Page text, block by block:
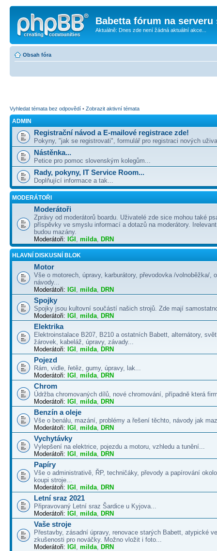
Babetta fórum na serveru
Aktuálně: Dnes zde není žádná aktuální akce...
Obsah fóra
Vyhledat témata bez odpovědí • Zobrazit aktivní témata
ADMIN
Registrační návod a E-mailové registrace zde!
Pokyny, "jak se registrovati", formulář pro registraci nových
Nástěnka...
Petice pro pomoc slovenským kolegům...
Rady, pokyny, IT Service Room...
Doplňující informace a tak...
MODERÁTOŘI
Moderátoři
Zprávy od moderátorů boardu. Uživatelé zde sice mohou také
příspěvky ve smyslu informací a dotazů na moderátory.
budou mazány.
Moderátoři: IGI , milda, DRN
HLAVNÍ DISKUSNÍ BLOK
Motor
Vše o motorech, úpravy, karburátory, převodovka /volnoběžka/,
návody...
Moderátoři: IGI , milda, DRN
Spojky
Spojky jsou kultovní součástí našich strojů. Zde mají
Moderátoři: IGI , milda, DRN
Elektrika
Elektroinstalace B207, B210 a ostatních Babett, alternátory,
žárovek, kabeláž, úpravy, závady...
Moderátoři: IGI , milda, DRN
Pojezd
Rám, vidle, řetěz, gumy, úpravy, lak...
Moderátoři: IGI , milda, DRN
Chrom
Údržba chromovaných dílů, nové chromování, případně která
Moderátoři: IGI , milda, DRN
Benzín a oleje
Vše o benálu, mazání, problémy a řešení těchto, návody jak
Moderátoři: IGI , milda, DRN
Vychytávky
Vylepšení na elektrice, pojezdu a motoru, vzhledu a tunění...
Moderátoři: IGI , milda, DRN
Papíry
Vše o administrativě, ŘP, techničáky, převody a papírování
koupi stroje...
Moderátoři: IGI , milda, DRN
Letní sraz 2021
Připravovaný Letní sraz Šardice u Kyjova...
Moderátoři: IGI , milda, DRN
Vaše stroje
Přestavby, zásadní úpravy, renovace starých Babett, atypické
zkušenosti pro nováčky. Možno vložit i foto...
Moderátoři: IGI , milda, DRN